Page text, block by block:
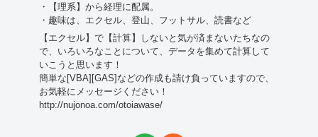
・【理系】から経理に配属。
・趣味は、エクセル、登山、フットサル、読書など
【エクセル】で【計算】しないと気が済まないたちなの
で、いろいろなことについて、データを集めて計算して
いこうと思います！
簡単な[VBA][GAS]などの作成も請け負っていますので、
お気軽にメッセージください！
http://nujonoa.com/otoiawase/